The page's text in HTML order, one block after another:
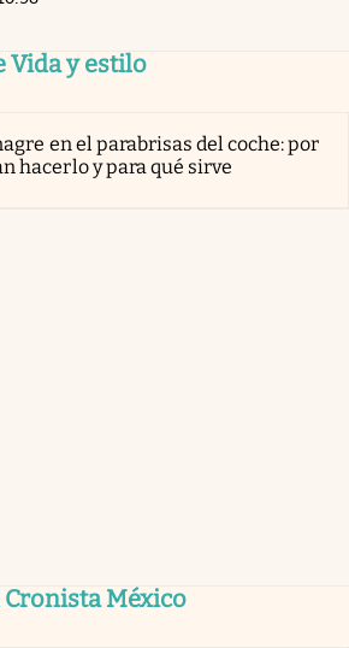
Vida y estilo
en el parabrisas del coche: por
hacerlo y para qué sirve
Cronista México